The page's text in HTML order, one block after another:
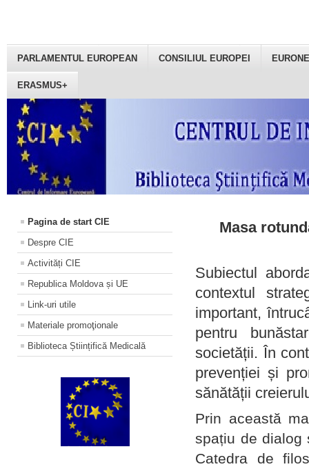
PARLAMENTUL EUROPEAN CONSILIUL EUROPEI
ERASMUS+
Pagina de start CIE
Despre CIE
Activități CIE
Republica Moldova și UE
Link-uri utile
Materiale promoţionale
Biblioteca Științifică Medicală
Masa
Subiectul
contextul
important,
pentru
societății. În
prevenției și
sănătății
Prin această
spațiu de dialog
Catedra de